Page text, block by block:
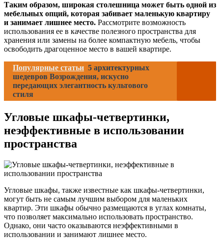
Таким образом, широкая столешница может быть одной из
мебельных опций, которая забивает маленькую квартиру
и занимает лишнее место. Рассмотрите возможность
использования ее в качестве полезного пространства для
хранения или замены на более компактную мебель, чтобы
освободить драгоценное место в вашей квартире.
Популярные статьи 5 архитектурных
шедевров Возрождения, искусно
передающих элегантность культового
стиля
Угловые шкафы-четвертинки,
неэффективные в использовании
пространства
Угловые шкафы, также известные как шкафы-четвертинки,
могут быть не самым лучшим выбором для маленьких
квартир. Эти шкафы обычно размещаются в углах комнаты,
что позволяет максимально использовать пространство.
Однако, они часто оказываются неэффективными в
использовании и занимают лишнее место.